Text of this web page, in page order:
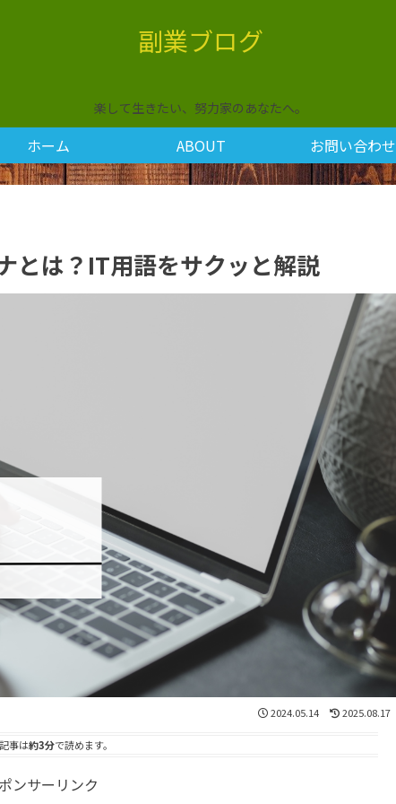
副業ブログ
楽して生きたい、努力家のあなたへ。
ホーム ABOUT お問い合わせ
とは？IT用語をサクッと解説
2024.05.14 2025.08.17
事は約3分で読めます。
ンサーリンク